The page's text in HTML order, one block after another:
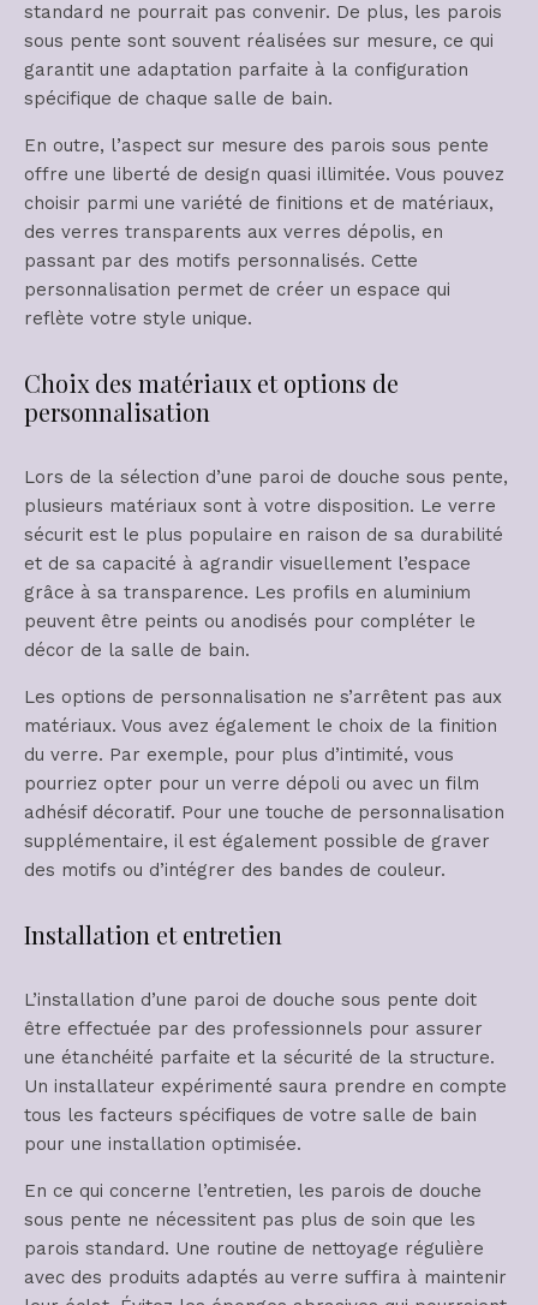
standard ne pourrait pas convenir. De plus, les parois
sous pente sont souvent réalisées sur mesure, ce qui
garantit une adaptation parfaite à la configuration
spécifique de chaque salle de bain.
En outre, l’aspect sur mesure des parois sous pente
offre une liberté de design quasi illimitée. Vous pouvez
choisir parmi une variété de finitions et de matériaux,
des verres transparents aux verres dépolis, en
passant par des motifs personnalisés. Cette
personnalisation permet de créer un espace qui
reflète votre style unique.
Choix des matériaux et options de
personnalisation
Lors de la sélection d’une paroi de douche sous pente,
plusieurs matériaux sont à votre disposition. Le verre
sécurit est le plus populaire en raison de sa durabilité
et de sa capacité à agrandir visuellement l’espace
grâce à sa transparence. Les profils en aluminium
peuvent être peints ou anodisés pour compléter le
décor de la salle de bain.
Les options de personnalisation ne s’arrêtent pas aux
matériaux. Vous avez également le choix de la finition
du verre. Par exemple, pour plus d’intimité, vous
pourriez opter pour un verre dépoli ou avec un film
adhésif décoratif. Pour une touche de personnalisation
supplémentaire, il est également possible de graver
des motifs ou d’intégrer des bandes de couleur.
Installation et entretien
L’installation d’une paroi de douche sous pente doit
être effectuée par des professionnels pour assurer
une étanchéité parfaite et la sécurité de la structure.
Un installateur expérimenté saura prendre en compte
tous les facteurs spécifiques de votre salle de bain
pour une installation optimisée.
En ce qui concerne l’entretien, les parois de douche
sous pente ne nécessitent pas plus de soin que les
parois standard. Une routine de nettoyage régulière
avec des produits adaptés au verre suffira à maintenir